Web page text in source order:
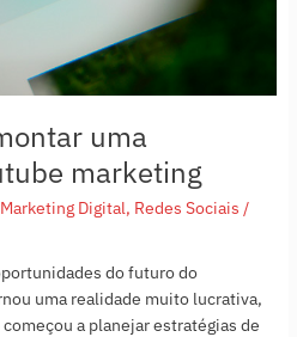
uma
marketing
Marketing Digital, Redes Sociais /
do futuro do
uma realidade muito lucrativa,
a planejar estratégias de